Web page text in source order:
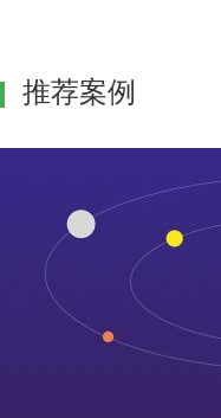
推荐案例